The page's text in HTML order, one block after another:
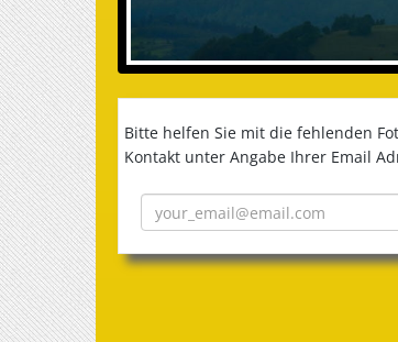
Bitte helfen Sie mit die fehlenden
Kontakt unter Angabe Ihrer Email